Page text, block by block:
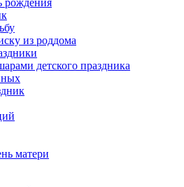
из роддома
детского праздника
матери